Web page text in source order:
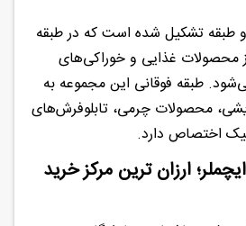
طبقه تشکیل شده است که در طبقه
محصولات غذایی و خوراکی‌های
طبقه فوقانی این مجموعه به
محصولات چرمی، تابلوفرش‌های
اختصاص دارد.
ارزان ترین مرکز خرید